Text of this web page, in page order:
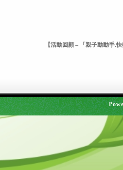
【活動回顧 – 「親子動動手.